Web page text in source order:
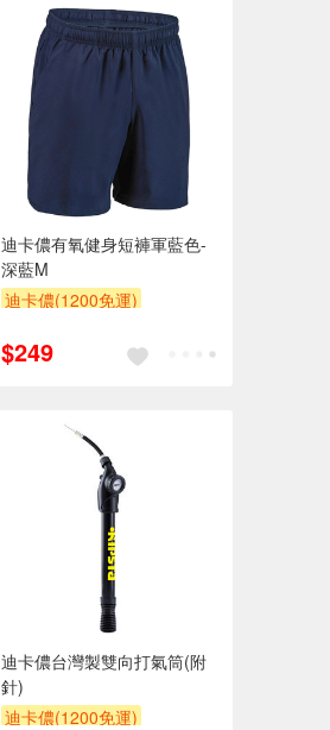
迪卡儂有氧健身短褲軍藍色-
深藍M
迪卡儂(1200免運)
$249
迪卡儂台灣製雙向打氣筒(附
針)
迪卡儂(1200免運)